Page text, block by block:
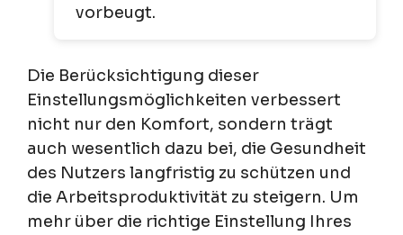
vorbeugt.
Die Berücksichtigung dieser
Einstellungsmöglichkeiten verbessert
nicht nur den Komfort, sondern trägt
auch wesentlich dazu bei, die Gesundheit
des Nutzers langfristig zu schützen und
die Arbeitsproduktivität zu steigern. Um
mehr über die richtige Einstellung Ihres